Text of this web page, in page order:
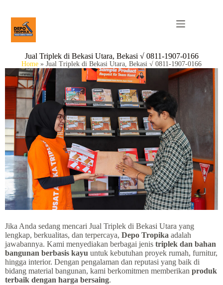
Jual Triplek di Bekasi Utara, Bekasi √ 0811-1907-0166
Home » Jual Triplek di Bekasi Utara, Bekasi √ 0811-1907-0166
Jika Anda sedang mencari Jual Triplek di Bekasi Utara yang
lengkap, berkualitas, dan terpercaya, Depo Tropika adalah
jawabannya. Kami menyediakan berbagai jenis triplek dan bahan
bangunan berbasis kayu untuk kebutuhan proyek rumah, furnitur,
hingga interior. Dengan pengalaman dan reputasi yang baik di
bidang material bangunan, kami berkomitmen memberikan produk
terbaik dengan harga bersaing.